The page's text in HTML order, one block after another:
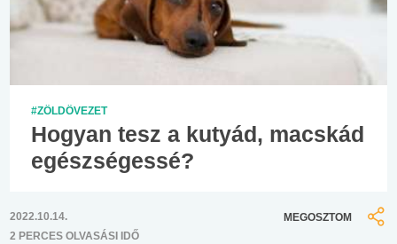
#ZÖLDÖVEZET
Hogyan tesz a kutyád, macskád
egészségessé?
2022.10.14.
2 PERCES OLVASÁSI IDŐ
MEGOSZTOM